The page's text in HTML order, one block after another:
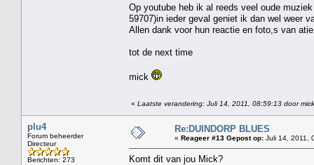
Op youtube heb ik al reeds veel oude
59707)in ieder geval geniet ik dan wel weer
Allen dank voor hun reactie en foto,s van
tot de next time
mick
« Laatste verandering: Juli 14, 2011, 08:59:13 door
plu4
Forum beheerder
Directeur
Berichten: 273
Re:DUINDORP BLUES
« Reageer #13 Gepost op: Juli 14, 2011,
Komt dit van jou Mick?